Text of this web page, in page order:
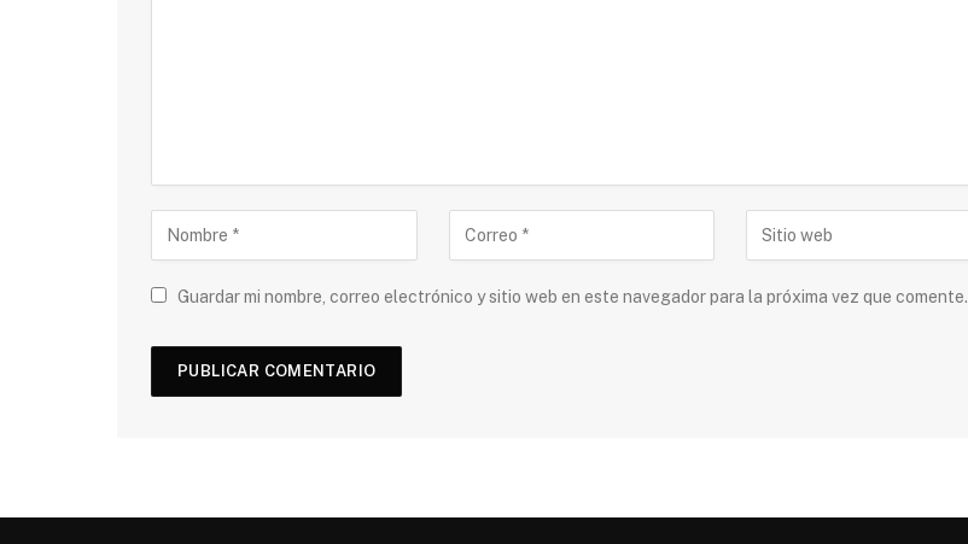
Guardar mi nombre, correo electrónico y sitio web en este navegador para la próxima vez que comente.